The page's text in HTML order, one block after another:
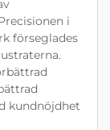
i
förseglades
kundnöjdhet